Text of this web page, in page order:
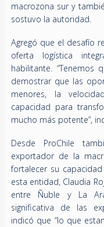
macrozona sur y
sostuvo la autoridad.
Agregó que el desafío
oferta logística
habilitante.
demostrar que las
menores, la
capacidad para
mucho más potente”,
Desde ProChile
exportador de la
fortalecer su
esta entidad, Claudia
entre Ñuble y La
significativa de las
indicó que “lo que